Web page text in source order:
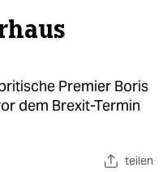
Premier Boris
dem Brexit-Termin
teilen